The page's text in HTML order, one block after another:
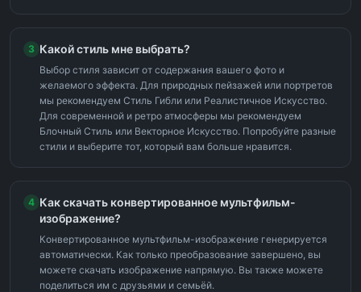
3 Какой стиль мне выбрать?
Выбор стиля зависит от содержания вашего фото и
желаемого эффекта. Для природных пейзажей или портретов
мы рекомендуем Стиль Гибли или Реалистичное Искусство.
Для современной и ретро атмосферы мы рекомендуем
Блочный Стиль или Векторное Искусство. Попробуйте разные
стили и выберите тот, который вам больше нравится.
4 Как скачать конвертированное мультфильм-
изображение?
Конвертированное мультфильм-изображение генерируется
автоматически. Как только преобразование завершено, вы
можете скачать изображение напрямую. Вы также можете
поделиться им с друзьями и семьёй.